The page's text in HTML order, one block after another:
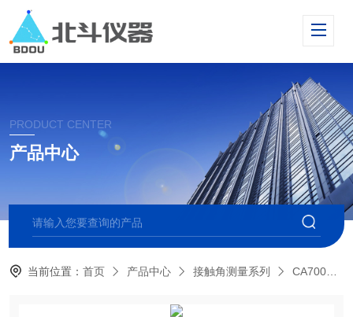
PRODUCT CENTER
产品中心
当前位置：首页 产品中心 接触角测量系列 CA700全自动多点光学接触角测量仪